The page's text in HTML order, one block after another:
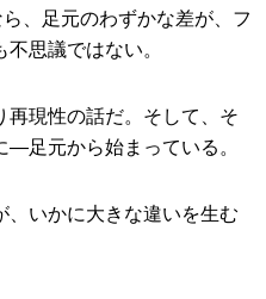
、足元のわずかな差が、フ
思議ではない。
再現性の話だ。そして、そ
―足元から始まっている。
、いかに大きな違いを生む